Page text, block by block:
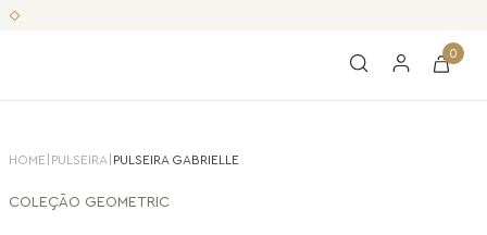
0
HOME PULSEIRA PULSEIRA GABRIELLE
COLEÇÃO GEOMETRIC